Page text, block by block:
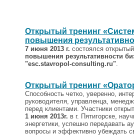
Открытый тренинг
повышения
7 июня 2013 г. состоялся
повышения результативности
"esc.stavropol-consulting.ru".
Открытый тренинг
Способность четко, уверенно,
руководителя, управленца,
перед клиентами. Участники
1 июня 2013г. в г. Пятигорске,
энергетики, успешно передавать
вопросы и эффективно убеждать